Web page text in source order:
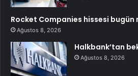
Rocket Companies hissesi bugün
Ağustos 8, 2026
Halkbank’tan
Ağustos 8, 2026